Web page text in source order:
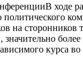
В ходе
на сторонников
значительно
курса